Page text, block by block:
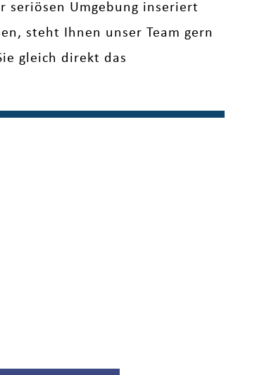
seriösen Umgebung inseriert
steht Ihnen unser Team gern
gleich direkt das